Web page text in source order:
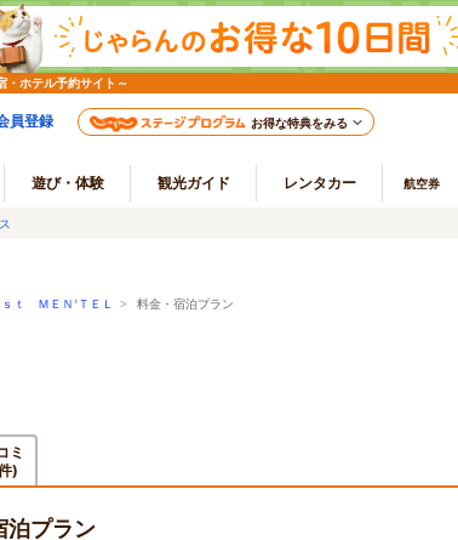
ホテル予約サイト～
員登録 お得な特典をみる
遊び・体験 観光ガイド レンタカー 航空券
ｔ ＭＥＮ’ＴＥＬ > 料金・宿泊プラン
ミ
)
泊プラン